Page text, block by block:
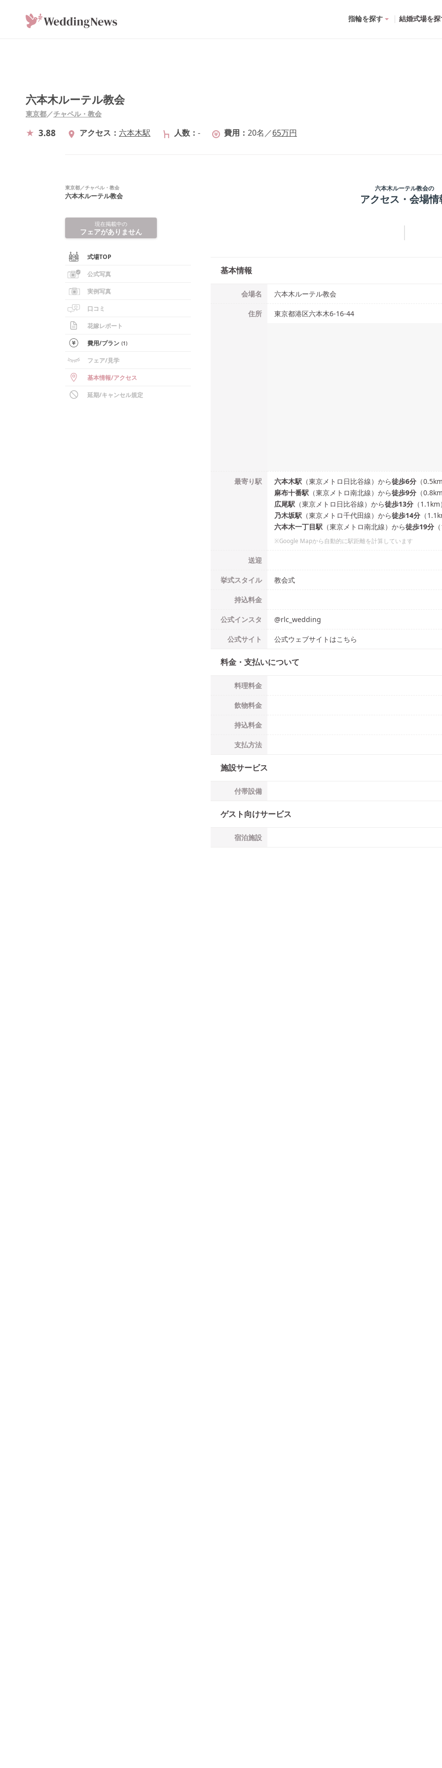
指輪を探す 結婚式場を
六本木ルーテル教会
東京都／チャペル・教会
3.88 アクセス 六本木駅 人数 - 費用 20名 ／65万円
東京都／チャペル・教会
六本木ルーテル教会
現在掲載中の
フェアがありません
式場TOP
公式写真
実例写真
口コミ
花嫁レポート
費用/プラン (1)
フェア/見学
基本情報/アクセス
延期/キャンセル規定
六本木ルーテル教会の
アクセス・会場情
基本情報
会場名 六本木ルーテル教会
住所 東京都港区六本木6-16-44
最寄り駅 六本木駅 （東京メトロ日比谷線） から徒歩6分 （0.5km
麻布十番駅 （東京メトロ南北線） から徒歩9分 （0.8km
広尾駅 （東京メトロ日比谷線） から徒歩13分 （1.1 km）
乃木坂駅 （東京メトロ千代田線） から徒歩14分 （1.1
六本木一丁目駅 （東京メトロ南北線） から徒歩19分 （
※Google Mapから自動的に駅距離を計算しています
送迎
挙式スタイル 教会式
持込料金
公式インスタ @rlc_wedding
公式サイト 公式ウェブサイトはこちら
料金・支払いについて
料理料金
飲物料金
持込料金
支払方法
施設サービス
付帯設備
ゲスト向けサービス
宿泊施設